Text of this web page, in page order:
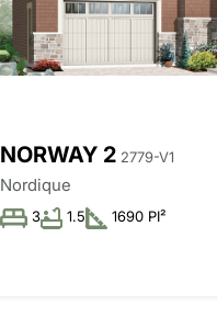
NORWAY 2 2779-V1
Nordique
3 1.5 1690 PI²